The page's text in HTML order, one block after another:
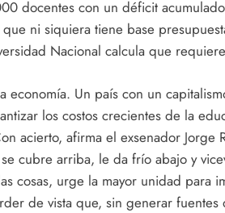
docentes con un déficit
ni siquiera tiene base
Nacional calcula que
Un país con un
los costos crecientes de la
acierto, afirma el exsenador Jorge
cubre arriba, le da frío abajo y
cosas, urge la mayor unidad para
de vista que, sin generar